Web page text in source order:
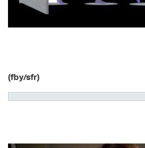
(fby/sfr)